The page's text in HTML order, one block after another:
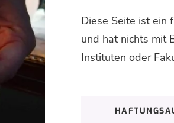
Diese Seite ist ein
und hat nichts mit
Instituten oder